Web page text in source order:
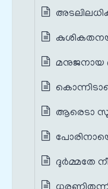
മനുജനായ
ആരെടാ
ദുര്‍മ്മതേ